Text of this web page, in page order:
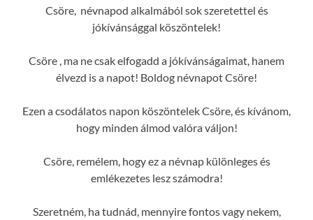
Csöre, névnapod alkalmából sok szeretettel és
jókívánsággal köszöntelek!
Csöre , ma ne csak elfogadd a jókívánságaimat, hanem
élvezd is a napot! Boldog névnapot Csöre!
Ezen a csodálatos napon köszöntelek Csöre, és kívánom,
hogy minden álmod valóra váljon!
Csöre, remélem, hogy ez a névnap különleges és
emlékezetes lesz számodra!
Szeretném, ha tudnád, mennyire fontos vagy nekem,